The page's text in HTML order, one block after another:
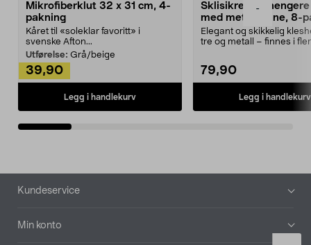
-
Mikrofiberklut 32 x 31 cm, 4-
pakning
Kåret til «soleklar favoritt» i
svenske Afton...
Utførelse: Grå/beige
39,90
Legg i handlekurv
Sklisikre
med metallpinne, 8-
Elegant og skikkelig
tre og metall – finnes i
79,90
Legg i handlekurv
Bunntekst
Kundeservice
Min konto